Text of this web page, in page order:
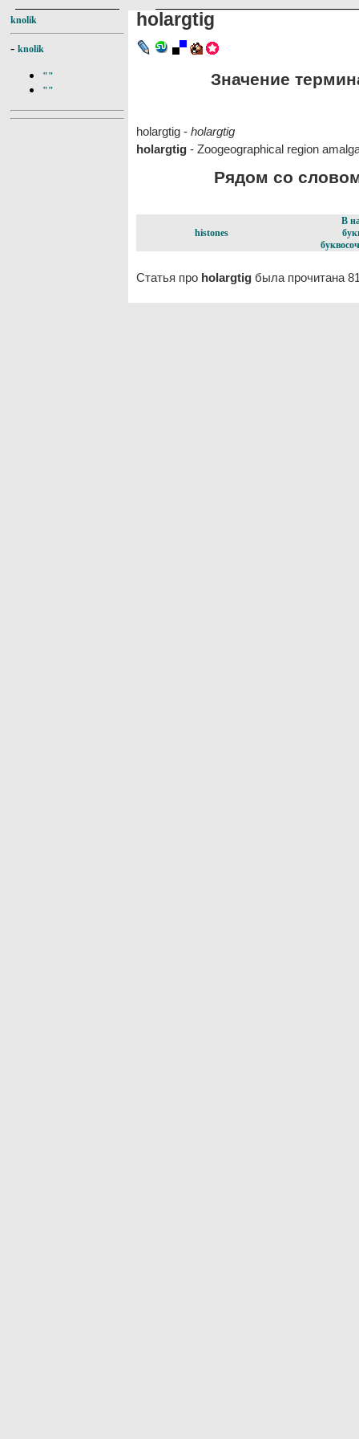
knolik
- knolik
""
""
holargtig
Значение
holargtig - holargtig
holargtig - Zoogeographical region
Рядом со
histones
В
Статья про holargtig была прочитана